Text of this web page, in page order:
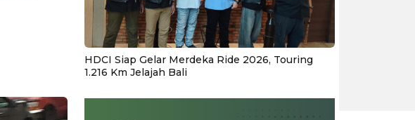
HDCI Siap Gelar Merdeka Ride 2026, Touring
1.216 Km Jelajah Bali